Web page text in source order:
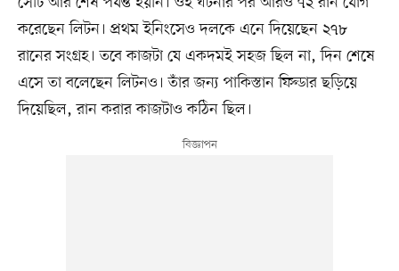
করেছেন লিটন। প্রথম ইনিংসেও দলকে এনে দিয়েছেন ২৭৮
রানের সংগ্রহ। তবে কাজটা যে একদমই সহজ ছিল না, দিন শেষে
এসে তা বলেছেন লিটনও। তাঁর জন্য পাকিস্তান ফিল্ডার ছড়িয়ে
দিয়েছিল, রান করার কাজটাও কঠিন ছিল।